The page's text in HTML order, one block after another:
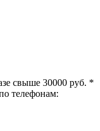
свыше 30000 руб. *
телефонам: